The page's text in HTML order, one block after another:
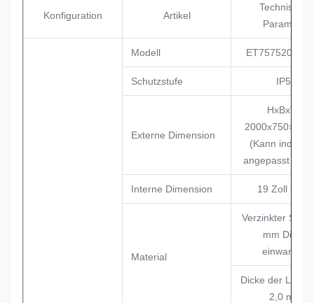
Konfiguration Artikel
Technischer
Parameter
Modell ET7575200A-
Schutzstufe IP55
Externe Dimension
HxBxT =
(Kann
angepasst
Interne Dimension 19 Zoll 32HE
Material
Verzinkter
mm Dicke,
einwandig.
Dicke der
2,0 mm